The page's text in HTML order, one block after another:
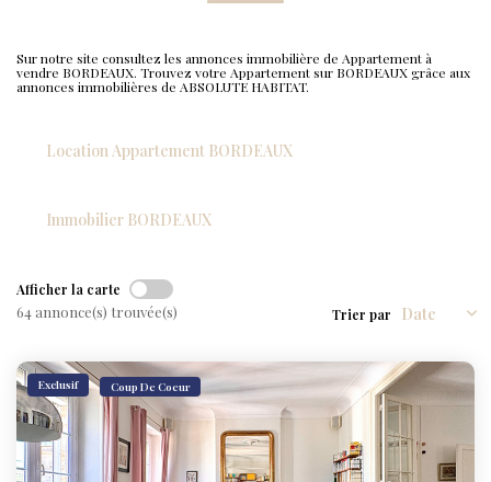
QUI SOMMES NOUS
Extranet Location
Extranet Syndic
Sur notre site consultez les annonces immobilière de Appartement à
vendre BORDEAUX. Trouvez votre Appartement sur BORDEAUX grâce aux
annonces immobilières de ABSOLUTE HABITAT.
Location Appartement BORDEAUX
Immobilier BORDEAUX
Afficher la carte
64 annonce(s) trouvée(s) Trier par
Exclusif Coup De Coeur